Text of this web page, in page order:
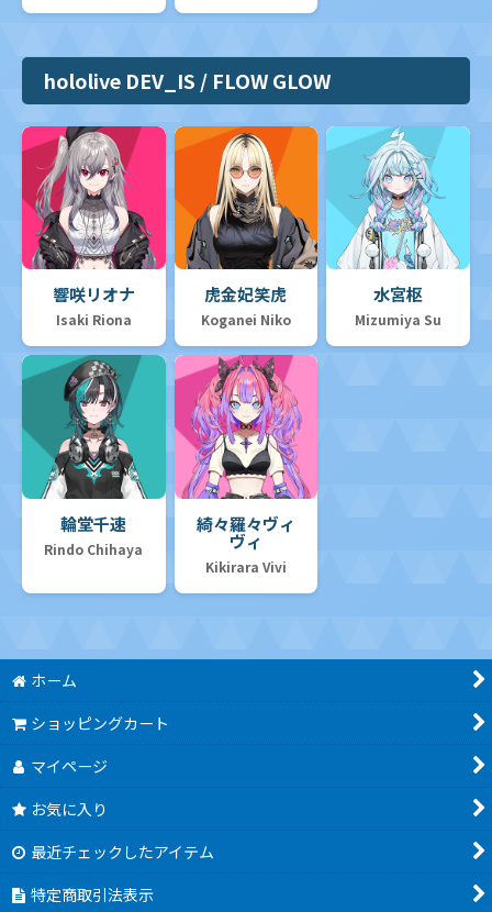
hololive DEV_IS / FLOW GLOW
響咲リオナ
Isaki Riona
虎金妃笑虎
Koganei Niko
水宮枢
Mizumiya Su
輪堂千速
Rindo Chihaya
綺々羅々ヴィ
ヴィ
Kikirara Vivi
ホーム
ショッピングカート
マイページ
お気に入り
最近チェックしたアイテム
特定商取引法表示